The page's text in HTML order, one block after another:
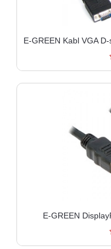
E-GREEN Kabl VGA
E-GREEN